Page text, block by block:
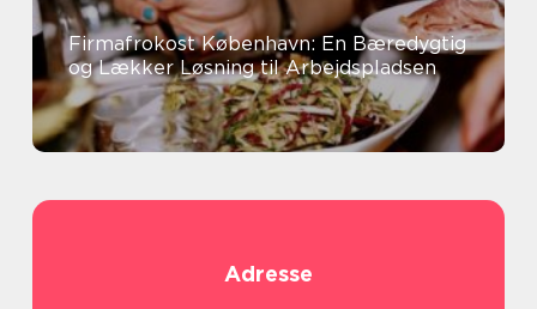
Firmafrokost København: En Bæredygtig
og Lækker Løsning til Arbejdspladsen
Adresse